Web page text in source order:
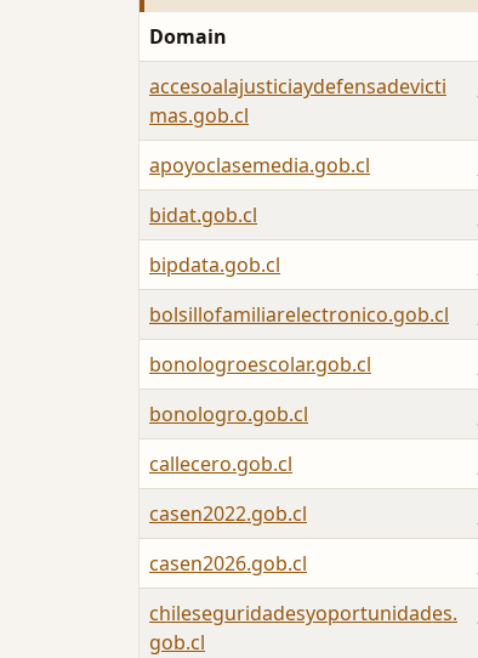
Domain
accesoalajusticiaydefensadevicti
mas.gob.cl
apoyoclasemedia.gob.cl
bidat.gob.cl
bipdata.gob.cl
bolsillofamiliarelectronico.gob.cl
bonologroescolar.gob.cl
bonologro.gob.cl
callecero.gob.cl
casen2022.gob.cl
casen2026.gob.cl
chileseguridadesyoportunidades.
gob.cl